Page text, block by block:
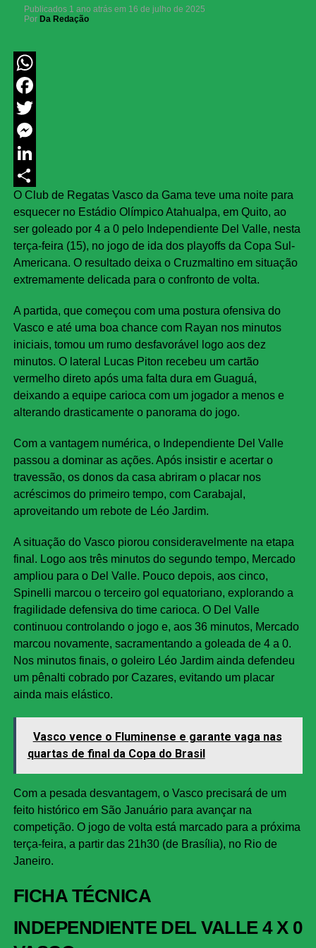
Publicados 1 ano atrás em 16 de julho de 2025
Por Da Redação
WhatsApp
Facebook
Twitter
Messenger
LinkedIn
Share
O Club de Regatas Vasco da Gama teve uma noite para
esquecer no Estádio Olímpico Atahualpa, em Quito, ao
ser goleado por 4 a 0 pelo Independiente Del Valle, nesta
terça-feira (15), no jogo de ida dos playoffs da Copa Sul-
Americana. O resultado deixa o Cruzmaltino em situação
extremamente delicada para o confronto de volta.
A partida, que começou com uma postura ofensiva do
Vasco e até uma boa chance com Rayan nos minutos
iniciais, tomou um rumo desfavorável logo aos dez
minutos. O lateral Lucas Piton recebeu um cartão
vermelho direto após uma falta dura em Guaguá,
deixando a equipe carioca com um jogador a menos e
alterando drasticamente o panorama do jogo.
Com a vantagem numérica, o Independiente Del Valle
passou a dominar as ações. Após insistir e acertar o
travessão, os donos da casa abriram o placar nos
acréscimos do primeiro tempo, com Carabajal,
aproveitando um rebote de Léo Jardim.
A situação do Vasco piorou consideravelmente na etapa
final. Logo aos três minutos do segundo tempo, Mercado
ampliou para o Del Valle. Pouco depois, aos cinco,
Spinelli marcou o terceiro gol equatoriano, explorando a
fragilidade defensiva do time carioca. O Del Valle
continuou controlando o jogo e, aos 36 minutos, Mercado
marcou novamente, sacramentando a goleada de 4 a 0.
Nos minutos finais, o goleiro Léo Jardim ainda defendeu
um pênalti cobrado por Cazares, evitando um placar
ainda mais elástico.
Vasco vence o Fluminense e garante vaga nas
quartas de final da Copa do Brasil
Com a pesada desvantagem, o Vasco precisará de um
feito histórico em São Januário para avançar na
competição. O jogo de volta está marcado para a próxima
terça-feira, a partir das 21h30 (de Brasília), no Rio de
Janeiro.
FICHA TÉCNICA
INDEPENDIENTE DEL VALLE 4 X 0